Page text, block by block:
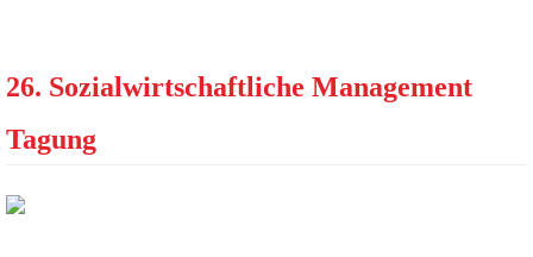
26. Sozialwirtschaftliche Management
Tagung